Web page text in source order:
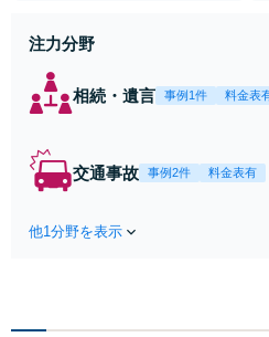
注力分野
相続・遺言 事例1件 料金表
交通事故 事例2件 料金表有
他1分野を表示